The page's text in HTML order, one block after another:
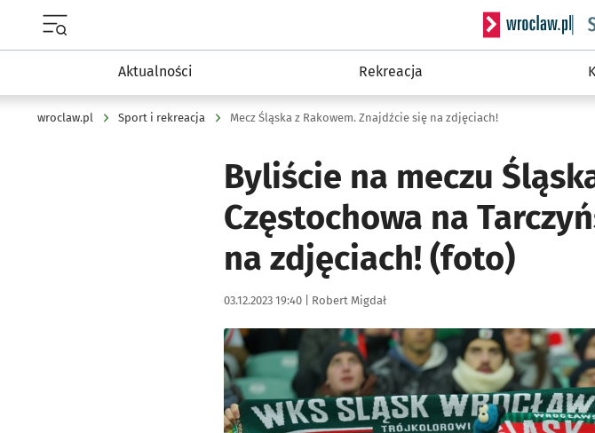
Serwis
Aktualności Rekreacja
wroclaw.pl Sport i rekreacja Mecz Śląska z Rakowem. Znajdźcie się na zdjęciach!
Byliście na meczu
Częstochowa na
na zdjęciach! (foto)
Data publikacji:
03.12.2023 19:40 | Autor:
Robert Migdał
Kliknij, aby zobaczyć galerię